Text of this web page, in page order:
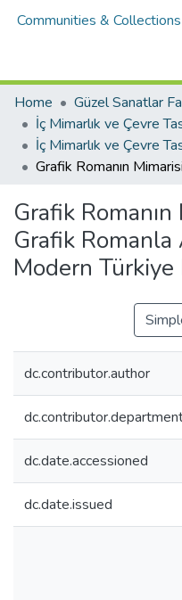
Communities & Collections
Home
Güzel Sanatlar
Grafik Romanın
Grafik Romanla
Modern Türkiye
dc.contributor.author
dc.date.accessioned
dc.date.issued